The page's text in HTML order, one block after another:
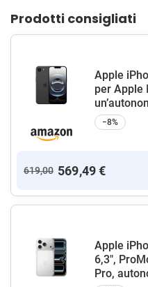
Prodotti consigliati
Apple
per Apple
−8%
619,00 569,49 €
Apple
6,3",
Pro,